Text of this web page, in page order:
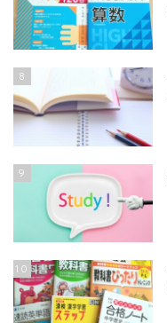
8
9
10